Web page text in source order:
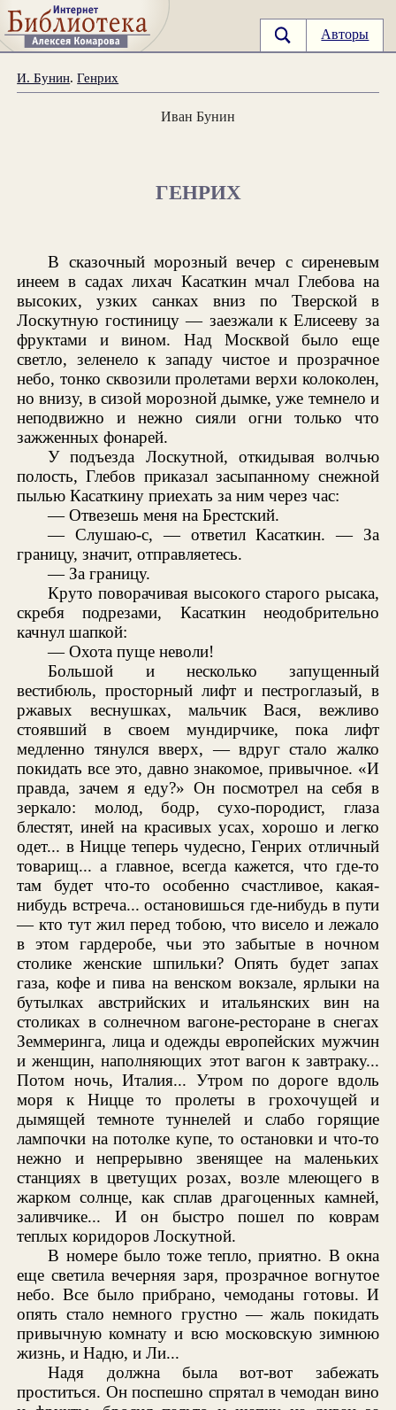
Авторы
И. Бунин.Генрих
Иван Бунин
ГЕНРИХ
В сказочный морозный вечер с сиреневым
инеем в садах лихач Касаткин мчал Глебова на
высоких, узких санках вниз по Тверской в
Лоскутную гостиницу — заезжали к Елисееву за
фруктами и вином. Над Москвой было еще
светло, зеленело к западу чистое и прозрачное
небо, тонко сквозили пролетами верхи колоколен,
но внизу, в сизой морозной дымке, уже темнело и
неподвижно и нежно сияли огни только что
зажженных фонарей.
У подъезда Лоскутной, откидывая волчью
полость, Глебов приказал засыпанному снежной
пылью Касаткину приехать за ним через час:
— Отвезешь меня на Брестский.
— Слушаю-с, — ответил Касаткин. — За
границу, значит, отправляетесь.
— За границу.
Круто поворачивая высокого старого рысака,
скребя подрезами, Касаткин неодобрительно
качнул шапкой:
— Охота пуще неволи!
Большой и несколько запущенный
вестибюль, просторный лифт и пестроглазый, в
ржавых веснушках, мальчик Вася, вежливо
стоявший в своем мундирчике, пока лифт
медленно тянулся вверх, — вдруг стало жалко
покидать все это, давно знакомое, привычное. «И
правда, зачем я еду?» Он посмотрел на себя в
зеркало: молод, бодр, сухо-породист, глаза
блестят, иней на красивых усах, хорошо и легко
одет... в Ницце теперь чудесно, Генрих отличный
товарищ... а главное, всегда кажется, что где-то
там будет что-то особенно счастливое, какая-
нибудь встреча... остановишься где-нибудь в пути
— кто тут жил перед тобою, что висело и лежало
в этом гардеробе, чьи это забытые в ночном
столике женские шпильки? Опять будет запах
газа, кофе и пива на венском вокзале, ярлыки на
бутылках австрийских и итальянских вин на
столиках в солнечном вагоне-ресторане в снегах
Земмеринга, лица и одежды европейских мужчин
и женщин, наполняющих этот вагон к завтраку...
Потом ночь, Италия... Утром по дороге вдоль
моря к Ницце то пролеты в грохочущей и
дымящей темноте туннелей и слабо горящие
лампочки на потолке купе, то остановки и что-то
нежно и непрерывно звенящее на маленьких
станциях в цветущих розах, возле млеющего в
жарком солнце, как сплав драгоценных камней,
заливчике... И он быстро пошел по коврам
теплых коридоров Лоскутной.
В номере было тоже тепло, приятно. В окна
еще светила вечерняя заря, прозрачное вогнутое
небо. Все было прибрано, чемоданы готовы. И
опять стало немного грустно — жаль покидать
привычную комнату и всю московскую зимнюю
жизнь, и Надю, и Ли...
Надя должна была вот-вот забежать
проститься. Он поспешно спрятал в чемодан вино